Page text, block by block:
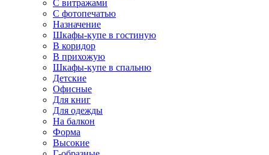
С витражами
С фотопечатью
Назначение
Шкафы-купе в гостиную
В коридор
В прихожую
Шкафы-купе в спальню
Детские
Офисные
Для книг
Для одежды
На балкон
Форма
Высокие